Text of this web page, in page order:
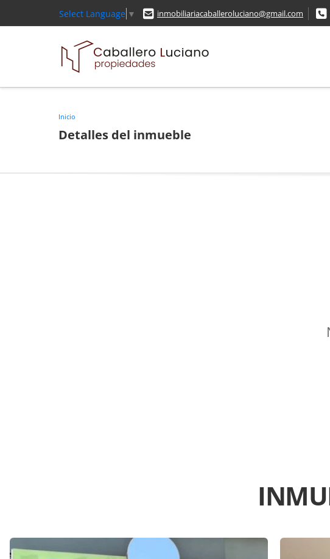
Select Language ▼ inmobiliariacaballeroluciano@gmail.com
Inicio
Detalles del inmueble